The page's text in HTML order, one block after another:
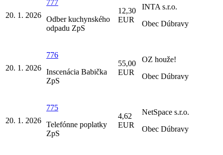
20. 1. 2026
777
Odber kuchynského
odpadu ZpS
12,30
EUR
INTA s.r.o.
Obec Dúbravy
20. 1. 2026
776
Inscenácia Babička
ZpS
55,00
EUR
OZ houže!
Obec Dúbravy
20. 1. 2026
775
Telefónne poplatky
ZpS
4,62
EUR
NetSpace s.r.o.
Obec Dúbravy